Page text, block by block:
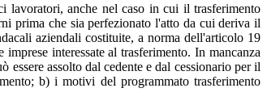
lavoratori, anche nel caso in cui il trasferimento
prima che sia perfezionato l'atto da cui deriva il
aziendali costituite, a norma dell'articolo 19
interessate al trasferimento. In mancanza
assolto dal cedente e dal cessionario per il
b) i motivi del programmato trasferimento